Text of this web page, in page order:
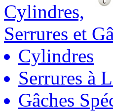
Cylindres,
Serrures et
Cylindres
Serrures à
Gâches